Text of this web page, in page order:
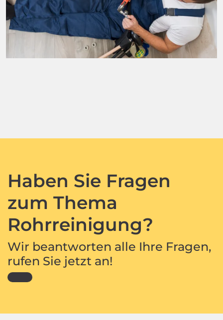
Haben Sie Fragen
zum Thema
Rohrreinigung?
Wir beantworten alle Ihre Fragen,
rufen Sie jetzt an!